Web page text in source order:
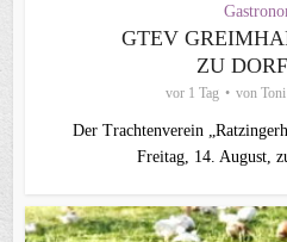
GTEV
ZU
vor 1 Tag von
Der Trachtenverein
Freitag, 14. August,